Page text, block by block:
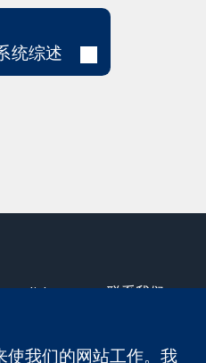
统综述
联系我们
关于我们
使我们的网站工作。我